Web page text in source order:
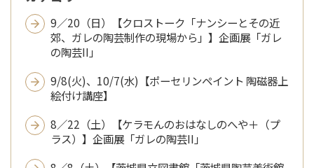
9／20（日）【クロストーク「ナンシーとその近
郊、ガレの陶芸制作の現場から」】企画展「ガレ
の陶芸II」
9/8(火)、10/7(水)【ポーセリンペイント 陶磁器上
絵付け講座】
8／22（土）【ケラモんのおはなしのへや＋（プ
ラス）】企画展「ガレの陶芸II」